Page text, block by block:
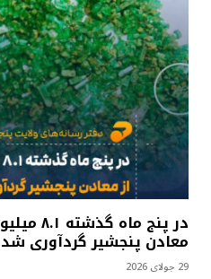
در پنج
معادن پنجشیر گردآوری
29 جولای 2026